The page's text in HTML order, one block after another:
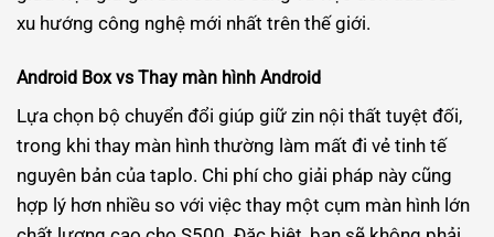
xu hướng công nghệ mới nhất trên thế giới.
Android Box vs Thay màn hình Android
Lựa chọn bộ chuyển đổi giúp giữ zin nội thất tuyệt đối,
trong khi thay màn hình thường làm mất đi vẻ tinh tế
nguyên bản của taplo. Chi phí cho giải pháp này cũng
hợp lý hơn nhiều so với việc thay một cụm màn hình lớn